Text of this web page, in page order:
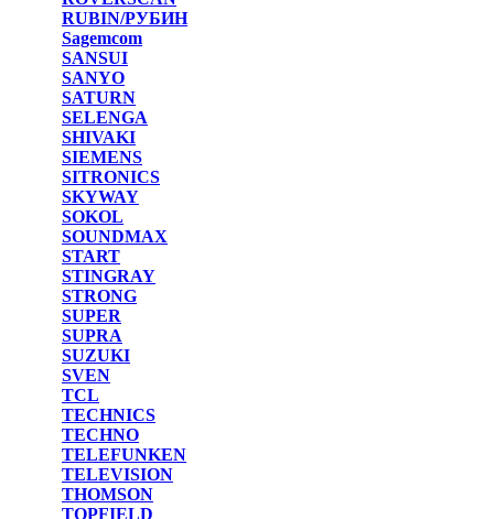
RUBIN/РУБИН
Sagemcom
SANSUI
SANYO
SATURN
SELENGA
SHIVAKI
SIEMENS
SITRONICS
SKYWAY
SOKOL
SOUNDMAX
START
STINGRAY
STRONG
SUPER
SUPRA
SUZUKI
SVEN
TCL
TECHNICS
TECHNO
TELEFUNKEN
TELEVISION
THOMSON
TOPFIELD